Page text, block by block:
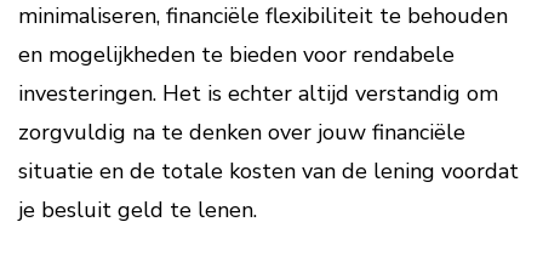
minimaliseren, financiële flexibiliteit te behouden
en mogelijkheden te bieden voor rendabele
investeringen. Het is echter altijd verstandig om
zorgvuldig na te denken over jouw financiële
situatie en de totale kosten van de lening voordat
je besluit geld te lenen.